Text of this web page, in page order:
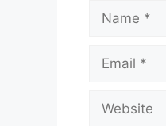
Name
Email
Website